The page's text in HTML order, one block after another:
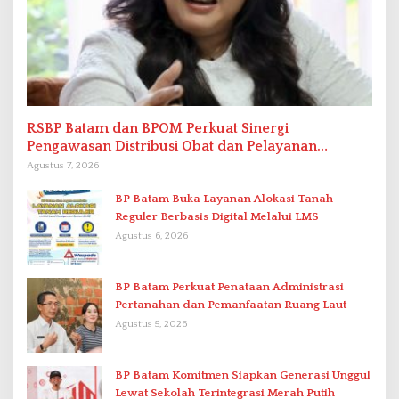
RSBP Batam dan BPOM Perkuat Sinergi
Pengawasan Distribusi Obat dan Pelayanan
Kefarmasian
Agustus 7, 2026
BP Batam Buka Layanan Alokasi Tanah
Reguler Berbasis Digital Melalui LMS
Agustus 6, 2026
BP Batam Perkuat Penataan Administrasi
Pertanahan dan Pemanfaatan Ruang Laut
Agustus 5, 2026
BP Batam Komitmen Siapkan Generasi Unggul
Lewat Sekolah Terintegrasi Merah Putih